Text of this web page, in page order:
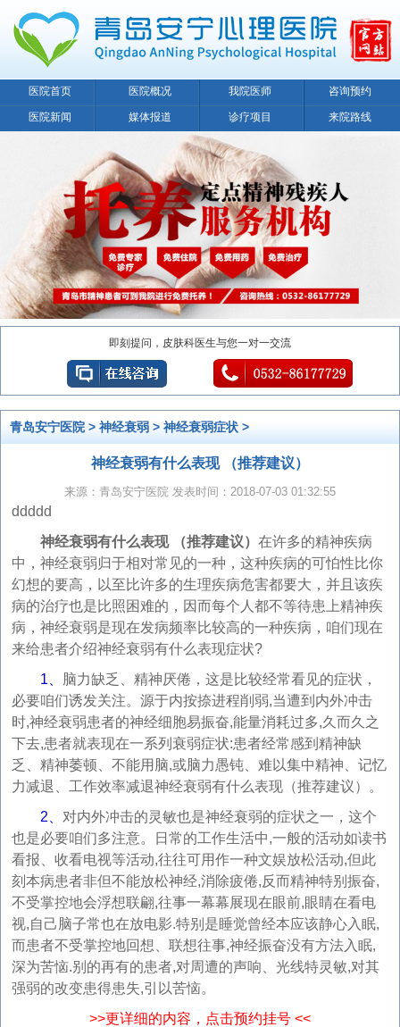
医院首页 医院概况 我院医师 咨询预约
医院新闻 媒体报道 诊疗项目 来院路线
即刻提问，皮肤科医生与您一对一交流
青岛安宁医院> 神经衰弱 > 神经衰弱症状 >
神经衰弱有什么表现 （推荐建议）
来源：青岛安宁医院 发表时间：2018-07-03 01:32:55
ddddd
神经衰弱有什么表现 （推荐建议） 在许多的精神疾病
中，神经衰弱归于相对常见的一种，这种疾病的可怕性比你
幻想的要高，以至比许多的生理疾病危害都要大，并且该疾
病的治疗也是比照困难的，因而每个人都不等待患上精神疾
病，神经衰弱是现在发病频率比较高的一种疾病，咱们现在
来给患者介绍神经衰弱有什么表现症状?
1、
脑力缺乏、精神厌倦，这是比较经常看见的症状，
必要咱们诱发关注。源于内按捺进程削弱,当遭到内外冲击
时,神经衰弱患者的神经细胞易振奋,能量消耗过多,久而久之
下去,患者就表现在一系列衰弱症状:患者经常感到精神缺
乏、精神萎顿、不能用脑,或脑力愚钝、难以集中精神、记忆
力减退、工作效率减退神经衰弱有什么表现（推荐建议）。
2、 对内外冲击的灵敏也是神经衰弱的症状之一，这个
也是必要咱们多注意。日常的工作生活中,一般的活动如读书
看报、收看电视等活动,往往可用作一种文娱放松活动,但此
刻本病患者非但不能放松神经,消除疲倦,反而精神特别振奋,
不受掌控地会浮想联翩,往事一幕幕展现在眼前,眼睛在看电
视,自己脑子常也在放电影.特别是睡觉曾经本应该静心入眠,
而患者不受掌控地回想、联想往事,神经振奋没有方法入眠,
深为苦恼.别的再有的患者,对周遭的声响、光线特灵敏,对其
强弱的改变患得患失,引以苦恼。
>>更详细的内容，点击预约挂号 <<